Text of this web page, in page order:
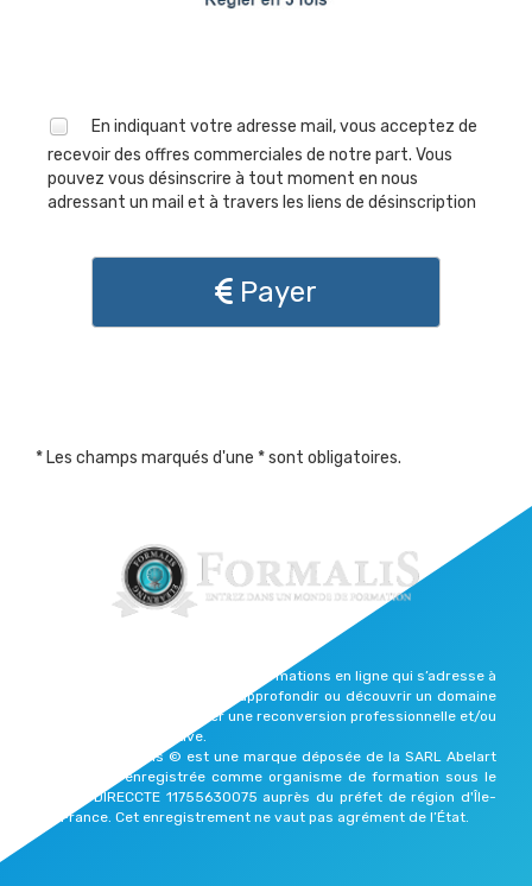
En indiquant votre adresse mail, vous acceptez de
recevoir des offres commerciales de notre part. Vous
pouvez vous désinscrire à tout moment en nous
adressant un mail et à travers les liens de désinscription
Payer
* Les champs marqués d'une * sont obligatoires.
Formalis est une plateforme de formations en ligne qui s’adresse à
celles et ceux qui souhaitent approfondir ou découvrir un domaine
qui les passionne, effectuer une reconversion professionnelle et/ou
reprendre une vie active.
Elearning Formalis © est une marque déposée de la SARL Abelart
Productions enregistrée comme organisme de formation sous le
numéro DIRECCTE 11755630075 auprès du préfet de région d'Île-
de-France. Cet enregistrement ne vaut pas agrément de l’État.